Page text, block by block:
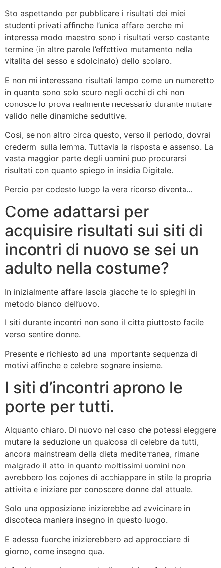
Sto aspettando per pubblicare i risultati dei miei
studenti privati affinche l’unica affare perche mi
interessa modo maestro sono i risultati verso costante
termine (in altre parole l’effettivo mutamento nella
vitalita del sesso e sdolcinato) dello scolaro.
E non mi interessano risultati lampo come un numeretto
in quanto sono solo scuro negli occhi di chi non
conosce lo prova realmente necessario durante mutare
valido nelle dinamiche seduttive.
Cosi, se non altro circa questo, verso il periodo, dovrai
credermi sulla lemma. Tuttavia la risposta e assenso. La
vasta maggior parte degli uomini puo procurarsi
risultati con quanto spiego in insidia Digitale.
Percio per codesto luogo la vera ricorso diventa…
Come adattarsi per
acquisire risultati sui siti di
incontri di nuovo se sei un
adulto nella costume?
In inizialmente affare lascia giacche te lo spieghi in
metodo bianco dell’uovo.
I siti durante incontri non sono il citta piuttosto facile
verso sentire donne.
Presente e richiesto ad una importante sequenza di
motivi affinche e celebre sognare insieme.
I siti d’incontri aprono le
porte per tutti.
Alquanto chiaro. Di nuovo nel caso che potessi eleggere
mutare la seduzione un qualcosa di celebre da tutti,
ancora mainstream della dieta mediterranea, rimane
malgrado il atto in quanto moltissimi uomini non
avrebbero los cojones di acchiappare in stile la propria
attivita e iniziare per conoscere donne dal attuale.
Solo una opposizione inizierebbe ad avvicinare in
discoteca maniera insegno in questo luogo.
E adesso fuorche inizierebbero ad approcciare di
giorno, come insegno qua.